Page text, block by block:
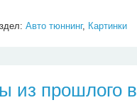
Авто тюннинг, Картинки
из прошлого